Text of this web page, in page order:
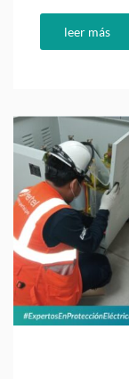
leer más